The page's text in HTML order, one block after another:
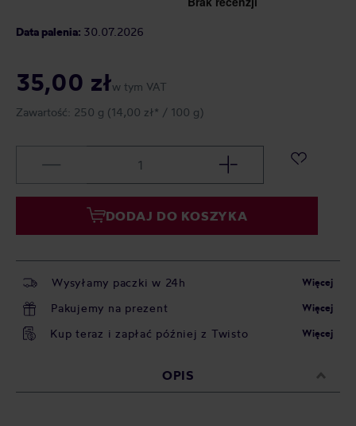
Data palenia: 30.07.2026
35,00 złw tym VAT
Zawartość: 250 g (14,00 zł* / 100 g)
DODAJ DO KOSZYKA
Wysyłamy paczki w 24h Więcej
Pakujemy na prezent Więcej
Kup teraz i zapłać później z Twisto Więcej
OPIS